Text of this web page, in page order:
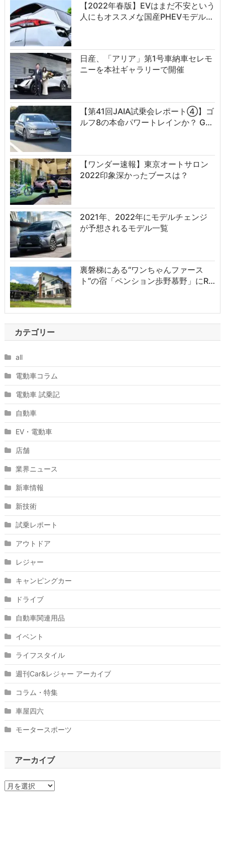
【2022年春版】EVはまだ不安という
人にもオススメな国産PHEVモデル…
日産、「アリア」第1号車納車セレモ
ニーを本社ギャラリーで開催
【第41回JAIA試乗会レポート④】ゴ
ルフ8の本命パワートレインか？ G…
【ワンダー速報】東京オートサロン
2022印象深かったブースは？
2021年、2022年にモデルチェンジ
が予想されるモデル一覧
裏磐梯にある“ワンちゃんファース
ト”の宿「ペンション歩野慕野」にR…
カテゴリー
all
電動車コラム
電動車 試乗記
自動車
EV・電動車
店舗
業界ニュース
新車情報
新技術
試乗レポート
アウトドア
レジャー
キャンピングカー
ドライブ
自動車関連用品
イベント
ライフスタイル
週刊Car&レジャー アーカイブ
コラム・特集
車屋四六
モータースポーツ
アーカイブ
ア